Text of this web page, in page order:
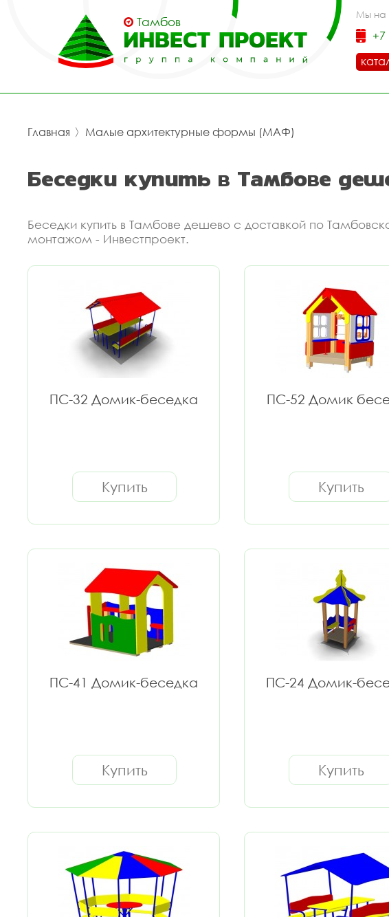
Тамбов
Мы на
+7
Главная 〉 Малые архитектурные формы (МАФ)
Беседки купить в Тамбове
Беседки купить в Тамбове дешево с доставкой по
монтажом - Инвестпроект.
ПС-32 Домик-беседка
Купить
ПС-52 Домик
Купить
ПС-41 Домик-беседка
Купить
ПС-24 Домик-
Купить